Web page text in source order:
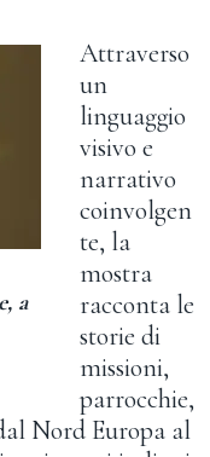
a
Attraverso
un
linguaggio
visivo e
narrativo
coinvolgen
te, la
mostra
racconta le
storie di
missioni,
parrocchie,
Nord Europa al